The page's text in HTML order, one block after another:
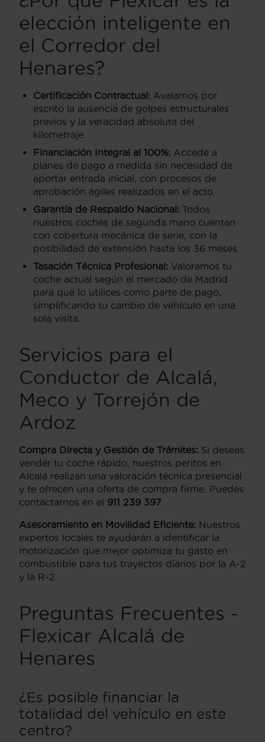
elección inteligente en
el Corredor del
Henares?
Certificación Contractual: Avalamos por
escrito la ausencia de golpes estructurales
previos y la veracidad absoluta del
kilometraje.
Financiación Integral al 100%: Accede a
planes de pago a medida sin necesidad de
aportar entrada inicial, con procesos de
aprobación ágiles realizados en el acto.
Garantía de Respaldo Nacional: Todos
nuestros coches de segunda mano cuentan
con cobertura mecánica de serie, con la
posibilidad de extensión hasta los 36 meses.
Tasación Técnica Profesional: Valoramos tu
coche actual según el mercado de Madrid
para que lo utilices como parte de pago,
simplificando tu cambio de vehículo en una
sola visita.
Servicios para el
Conductor de Alcalá,
Meco y Torrejón de
Ardoz
Compra Directa y Gestión de Trámites: Si deseas
vender tu coche rápido, nuestros peritos en
Alcalá realizan una valoración técnica presencial
y te ofrecen una oferta de compra firme. Puedes
contactarnos en el 911 239 397
Asesoramiento en Movilidad Eficiente: Nuestros
expertos locales te ayudarán a identificar la
motorización que mejor optimiza tu gasto en
combustible para tus trayectos diarios por la A-2
y la R-2.
Preguntas Frecuentes -
Flexicar Alcalá de
Henares
¿Es posible financiar la
totalidad del vehículo en este
centro?